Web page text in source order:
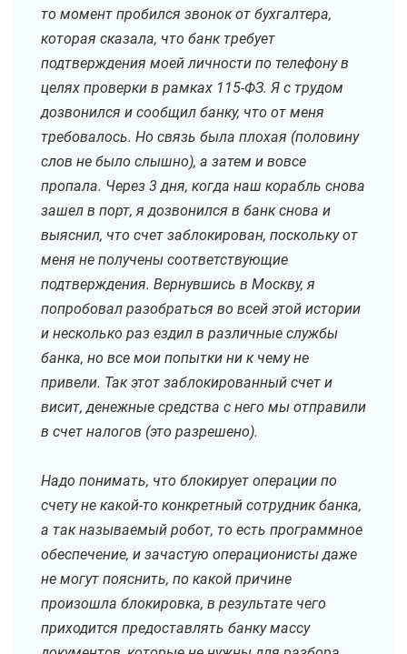
то момент пробился звонок от бухгалтера,
которая сказала, что банк требует
подтверждения моей личности по телефону в
целях проверки в рамках 115-ФЗ. Я с трудом
дозвонился и сообщил банку, что от меня
требовалось. Но связь была плохая (половину
слов не было слышно), а затем и вовсе
пропала. Через 3 дня, когда наш корабль снова
зашел в порт, я дозвонился в банк снова и
выяснил, что счет заблокирован, поскольку от
меня не получены соответствующие
подтверждения. Вернувшись в Москву, я
попробовал разобраться во всей этой истории
и несколько раз ездил в различные службы
банка, но все мои попытки ни к чему не
привели. Так этот заблокированный счет и
висит, денежные средства с него мы отправили
в счет налогов (это разрешено).
Надо понимать, что блокирует операции по
счету не какой-то конкретный сотрудник банка,
а так называемый робот, то есть программное
обеспечение, и зачастую операционисты даже
не могут пояснить, по какой причине
произошла блокировка, в результате чего
приходится предоставлять банку массу